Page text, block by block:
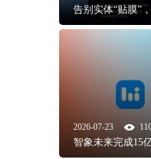
告别实体“贴膜”
艺与光学革
2026-07-23
智象未来完成15